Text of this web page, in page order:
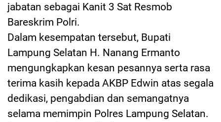
jabatan sebagai Kanit 3 Sat Resmob
Bareskrim Polri.
Dalam kesempatan tersebut, Bupati
Lampung Selatan H. Nanang Ermanto
mengungkapkan kesan pesannya serta rasa
terima kasih kepada AKBP Edwin atas segala
dedikasi, pengabdian dan semangatnya
selama memimpin Polres Lampung Selatan.